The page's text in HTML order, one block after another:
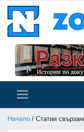
Начало / Статии